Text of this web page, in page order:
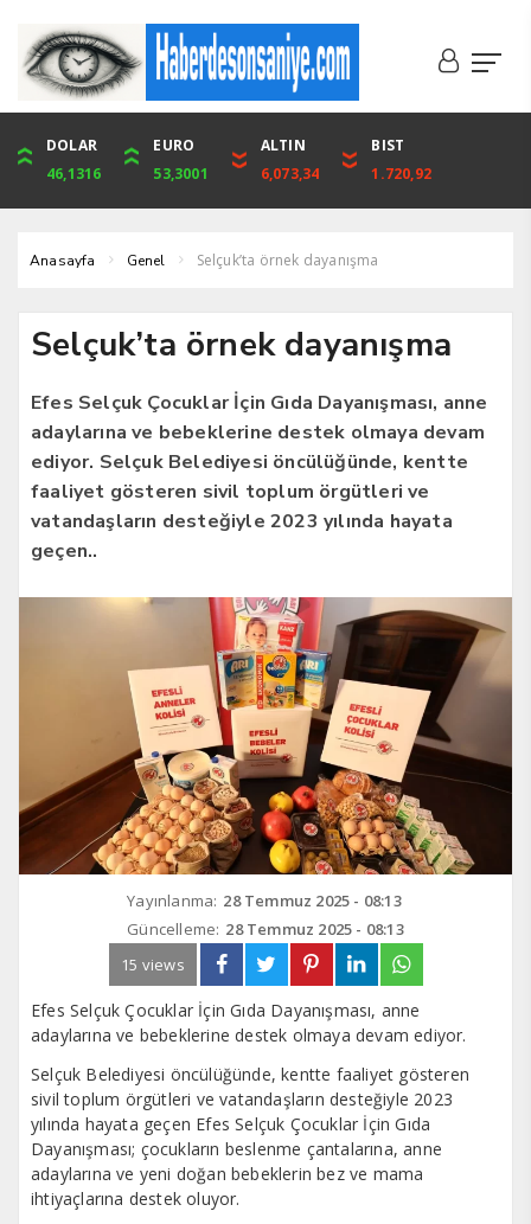
DOLAR
46,1316
EURO
53,3001
ALTIN
6,073,34
BIST
1.720,92
ONS
4,094,16
ALTIN
6,073,34
ÇEYREK
9,929,91
CUMHURİYET
42,104,00
Anasayfa Genel Selçuk’ta örnek dayanışma
Selçuk’ta örnek dayanışma
Efes Selçuk Çocuklar İçin Gıda Dayanışması, anne
adaylarına ve bebeklerine destek olmaya devam
ediyor. Selçuk Belediyesi öncülüğünde, kentte
faaliyet gösteren sivil toplum örgütleri ve
vatandaşların desteğiyle 2023 yılında hayata
geçen..
Yayınlanma: 28 Temmuz 2025 - 08:13
Güncelleme: 28 Temmuz 2025 - 08:13
15 views
Efes Selçuk Çocuklar İçin Gıda Dayanışması, anne
adaylarına ve bebeklerine destek olmaya devam ediyor.
Selçuk Belediyesi öncülüğünde, kentte faaliyet gösteren
sivil toplum örgütleri ve vatandaşların desteğiyle 2023
yılında hayata geçen Efes Selçuk Çocuklar İçin Gıda
Dayanışması; çocukların beslenme çantalarına, anne
adaylarına ve yeni doğan bebeklerin bez ve mama
ihtiyaçlarına destek oluyor.